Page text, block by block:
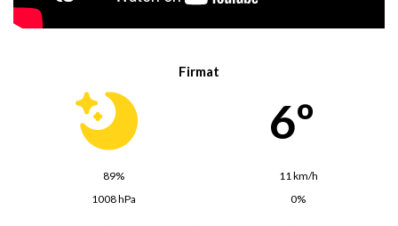
Firmat
6º
89%
11 km/h
1008 hPa
0%